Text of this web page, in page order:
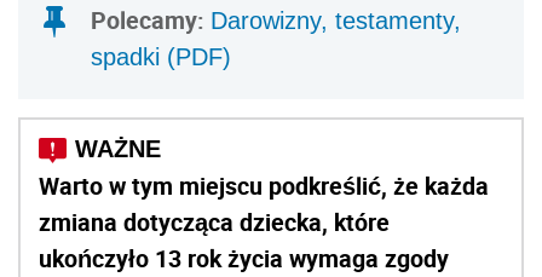
Polecamy: Darowizny, testamenty,
spadki (PDF)
Warto w tym miejscu podkreślić, że każda
zmiana dotycząca dziecka, które
ukończyło 13 rok życia wymaga zgody